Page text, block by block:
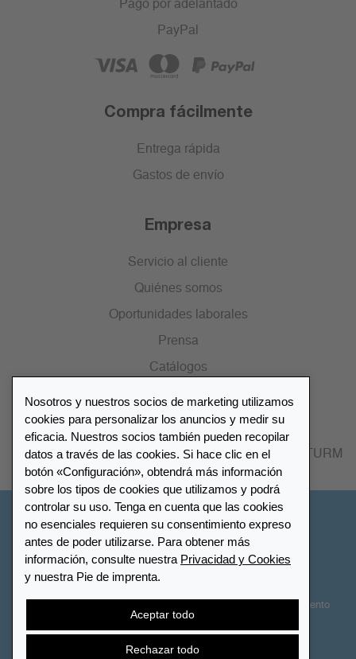
Pago por adelantado
PayPal
Compra fácilmente
Entrega rápida
Gastos de envío
Empresa
Servicio al cliente
Quiénes somos
Oportunidades laborales
Prensa
Catálogos
Lista de distribuidores
Encuentre su distribuidor más cercano LEUCHTTURM
Nosotros y nuestros socios de marketing utilizamos
cookies para personalizar los anuncios y medir su
eficacia. Nuestros socios también pueden recopilar
datos a través de las cookies. Si hace clic en el
botón «Configuración», obtendrá más información
sobre los tipos de cookies que utilizamos y podrá
controlar su uso. Tenga en cuenta que las cookies
no esenciales requieren su consentimiento expreso
antes de poder utilizarse. Para obtener más
información, consulte nuestra Privacidad y Cookies
y nuestra Pie de imprenta.
Aceptar todo
Rechazar todo
Configuración de cookies Privacidad y Cookies
Declaración de accesibilidad
Derecho de desistimiento
Cancelar contrato